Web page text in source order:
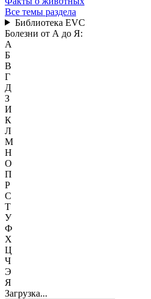
Все темы раздела
Библиотека EVC
Болезни от А до Я:
А
Б
В
Г
Д
З
И
К
Л
М
Н
О
П
Р
С
Т
У
Ф
Х
Ц
Ч
Э
Я
Загрузка...